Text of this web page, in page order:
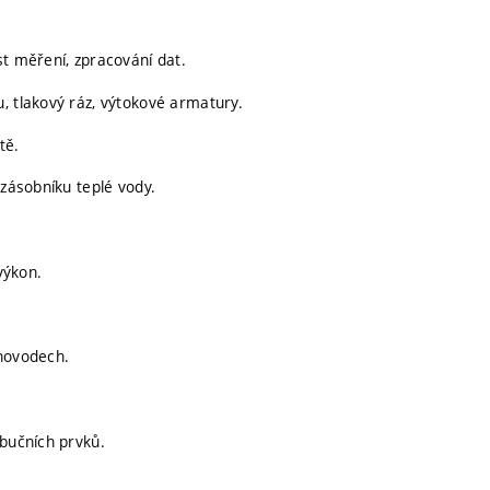
měření, zpracování dat.
tlakový ráz, výtokové armatury.
teplé vody.
prvků.